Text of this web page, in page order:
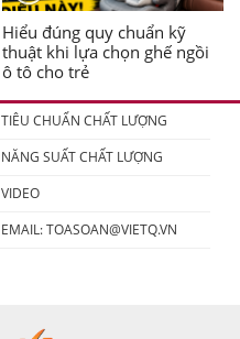
Hiểu đúng quy chuẩn kỹ
thuật khi lựa chọn ghế ngồi
ô tô cho trẻ
TIÊU CHUẨN CHẤT LƯỢNG
NĂNG SUẤT CHẤT LƯỢNG
VIDEO
EMAIL:TOASOAN@VIETQ.VN